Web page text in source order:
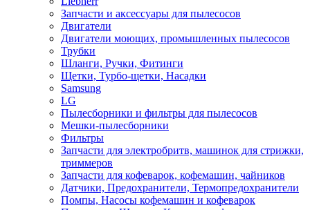
Запчасти и аксессуары для пылесосов
Двигатели
Двигатели моющих, промышленных пылесосов
Трубки
Шланги, Ручки, Фитинги
Щетки, Турбо-щетки, Насадки
Samsung
LG
Пылесборники и фильтры для пылесосов
Мешки-пылесборники
Фильтры
Запчасти для электробритв, машинок для стрижки,
триммеров
Запчасти для кофеварок, кофемашин, чайников
Датчики, Предохранители, Термопредохранители
Помпы, Насосы кофемашин и кофеварок